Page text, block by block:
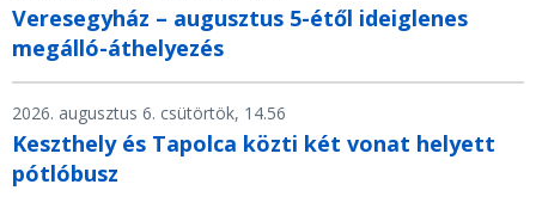
Veresegyház – augusztus 5-étől ideiglenes
megálló-áthelyezés
2026. augusztus 6. csütörtök, 14.56
Keszthely és Tapolca közti két vonat helyett
pótlóbusz